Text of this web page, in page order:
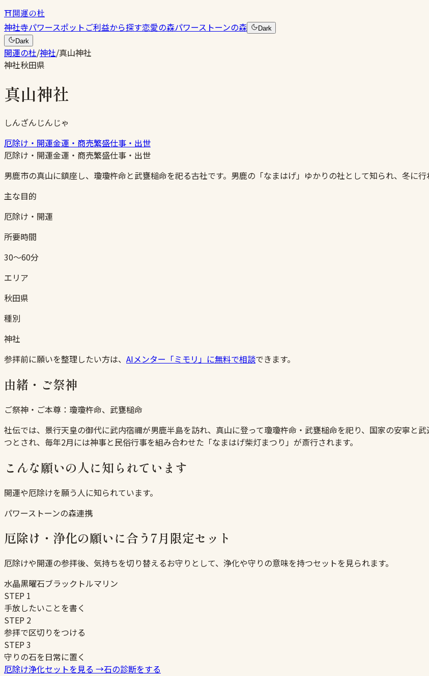
⛩開運の杜
神社寺パワースポットご利益から探す恋愛の森パワーストーンの森
Dark
Dark
開運の杜/神社/真山神社
神社秋田県
真山神社
しんざんじんじゃ
厄除け・開運金運・商売繁盛仕事・出世
厄除け・開運金運・商売繁盛仕事・出世
男鹿市の真山に鎮座し、瓊瓊杵命と武甕槌命を祀る古社です。男鹿の「なまはげ」ゆかりの社として知られ、冬に
主な目的
厄除け・開運
所要時間
30〜60分
エリア
秋田県
種別
神社
参拝前に願いを整理したい方は、 AIメンター「ミモリ」に無料で相談できます。
由緒・ご祭神
ご祭神・ご本尊： 瓊瓊杵命、武甕槌命
社伝では、景行天皇の御代に武内宿禰が男鹿半島を訪れ、真山に登って瓊瓊杵命・武甕槌命を祀り、国家の安寧と
つとされ、毎年2月には神事と民俗行事を組み合わせた「なまはげ柴灯まつり」が斎行されます。
こんな願いの人に知られています
開運や厄除けを願う人に知られています。
パワーストーンの森連携
厄除け・浄化の願いに合う7月限定セット
厄除けや開運の参拝後、気持ちを切り替えるお守りとして、浄化や守りの意味を持つセットを見られます。
水晶黒曜石ブラックトルマリン
STEP 1
手放したいことを書く
STEP 2
参拝で区切りをつける
STEP3
守りの石を日常に置く
厄除け浄化セットを見る →石の診断をする